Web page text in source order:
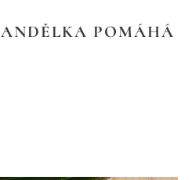
ANDĚLKA POMÁHÁ